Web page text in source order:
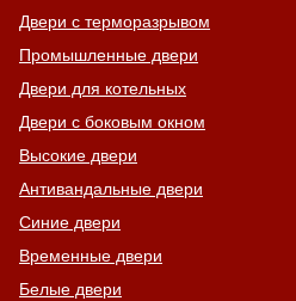
Двери с терморазрывом
Промышленные двери
Двери для котельных
Двери с боковым окном
Высокие двери
Антивандальные двери
Синие двери
Временные двери
Белые двери